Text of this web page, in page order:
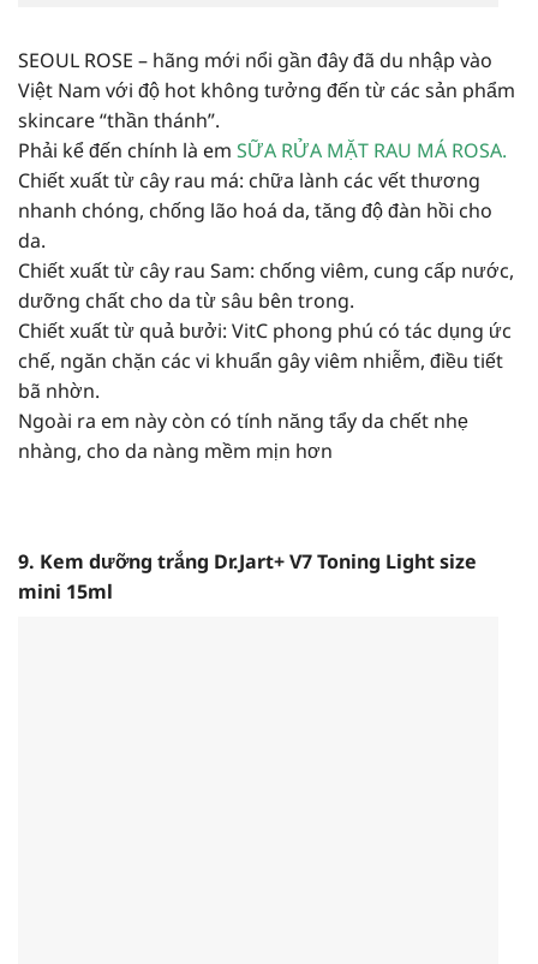
SEOUL ROSE – hãng mới nổi gần đây đã du nhập vào
Việt Nam với độ hot không tưởng đến từ các sản phẩm
skincare “thần thánh”.
Phải kể đến chính là em SỮA RỬA MẶT RAU MÁ ROSA.
Chiết xuất từ cây rau má: chữa lành các vết thương
nhanh chóng, chống lão hoá da, tăng độ đàn hồi cho
da.
Chiết xuất từ cây rau Sam: chống viêm, cung cấp nước,
dưỡng chất cho da từ sâu bên trong.
Chiết xuất từ quả bưởi: VitC phong phú có tác dụng ức
chế, ngăn chặn các vi khuẩn gây viêm nhiễm, điều tiết
bã nhờn.
Ngoài ra em này còn có tính năng tẩy da chết nhẹ
nhàng, cho da nàng mềm mịn hơn
9. Kem dưỡng trắng Dr.Jart+ V7 Toning Light size
mini 15ml